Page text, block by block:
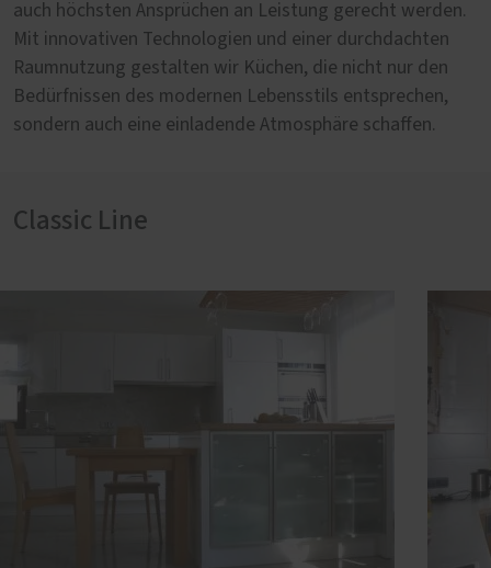
auch höchsten Ansprüchen an Leistung gerecht werden.
Mit innovativen Technologien und einer durchdachten
Raumnutzung gestalten wir Küchen, die nicht nur den
Bedürfnissen des modernen Lebensstils entsprechen,
sondern auch eine einladende Atmosphäre schaffen.
Classic Line